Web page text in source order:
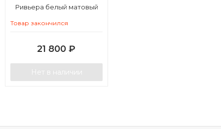
Ривьера белый матовый
Товар закончился
21 800 ₽
Нет в наличии